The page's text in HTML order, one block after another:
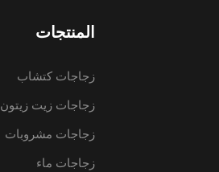
المنتجات
زجاجات كتشاب
زجاجات زيت زيتون
زجاجات مشروبات
زجاجات ماء